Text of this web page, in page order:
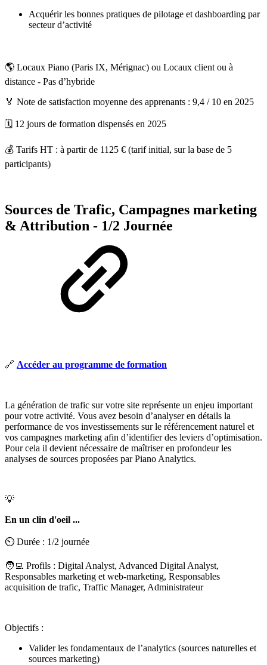
Acquérir les bonnes pratiques de pilotage et dashboarding par
secteur d’activité
🌎 Locaux Piano (Paris IX, Mérignac) ou Locaux client ou à
distance - Pas d’hybride
🏅 Note de satisfaction moyenne des apprenants : 9,4 / 10 en 2025
🗓️ 12 jours de formation dispensés en 2025
💰 Tarifs HT : à partir de 1125 € (tarif initial, sur la base de 5
participants)
Sources de Trafic, Campagnes marketing
& Attribution - 1/2 Journée
🔗 Accéder au programme de formation
La génération de trafic sur votre site représente un enjeu important
pour votre activité. Vous avez besoin d’analyser en détails la
performance de vos investissements sur le référencement naturel et
vos campagnes marketing afin d’identifier des leviers d’optimisation.
Pour cela il devient nécessaire de maîtriser en profondeur les
analyses de sources proposées par Piano Analytics.
💡
En un clin d'oeil ...
⏲️ Durée : 1/2 journée
🧑‍💻 Profils : Digital Analyst, Advanced Digital Analyst,
Responsables marketing et web-marketing, Responsables
acquisition de trafic, Traffic Manager, Administrateur
Objectifs :
Valider les fondamentaux de l’analytics (sources naturelles et
sources marketing)